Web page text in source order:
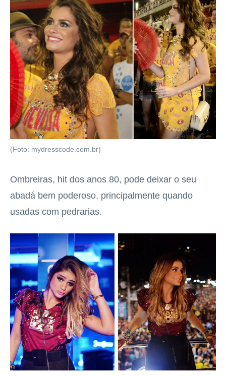
(Foto: mydresscode.com.br)
Ombreiras, hit dos anos 80, pode deixar o seu
abadá bem poderoso, principalmente quando
usadas com pedrarias.